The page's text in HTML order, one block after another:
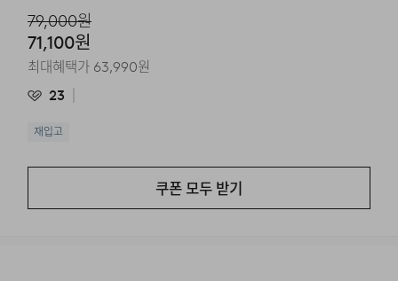
71,100원
79,000원
최대혜택가 63,990원
23
재입고
쿠폰 모두 받기